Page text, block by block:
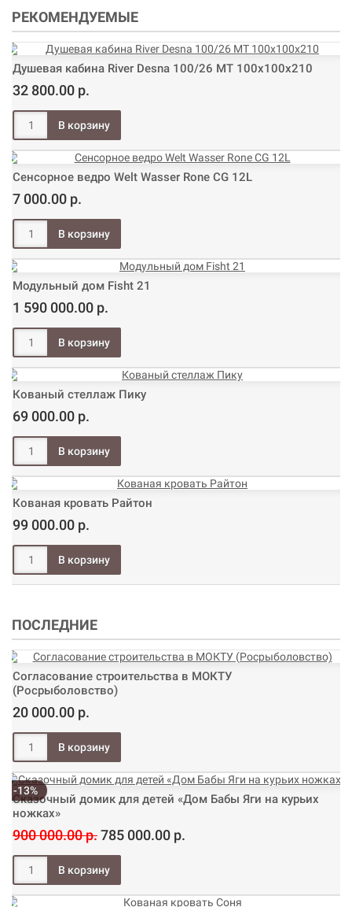
РЕКОМЕНДУЕМЫЕ
Душевая кабина River Desna 100/26 МТ 100х100х210
32 800.00 р.
Сенсорное ведро Welt Wasser Rone CG 12L
7 000.00 р.
Модульный дом Fisht 21
1 590 000.00 р.
Кованый стеллаж Пику
69 000.00 р.
Кованая кровать Райтон
99 000.00 р.
ПОСЛЕДНИЕ
Согласование строительства в МОКТУ
(Росрыболовство)
20 000.00 р.
-13%
Сказочный домик для детей «Дом Бабы Яги на курьих
ножках»
900 000.00 р.785 000.00 р.